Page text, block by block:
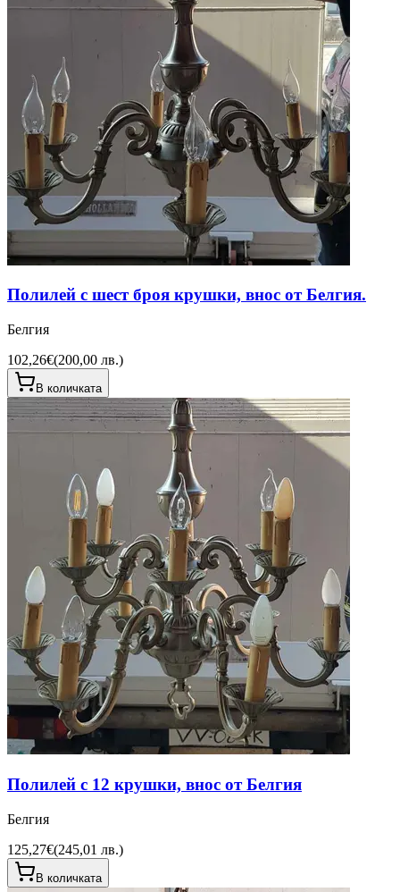
Полилей с шест броя крушки, внос от Белгия.
Белгия
102,26€(200,00 лв.)
В количката
Полилей с 12 крушки, внос от Белгия
Белгия
125,27€(245,01 лв.)
В количката